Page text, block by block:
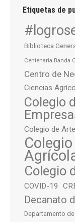
Etiquetas de
Biblioteca
Centenaria Banda
Centro de
Ciencias
Colegio
Colegio de
Colegio
COVID-19
Decanato
Departamento